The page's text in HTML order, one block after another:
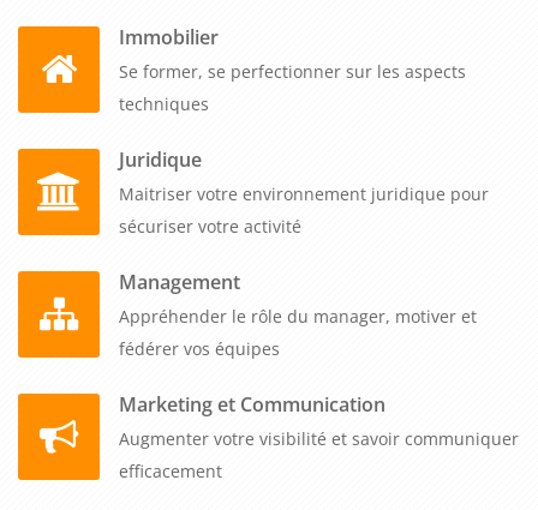
Immobilier
Se former, se perfectionner sur les aspects
techniques
Juridique
Maitriser votre environnement juridique pour
sécuriser votre activité
Management
Appréhender le rôle du manager, motiver et
fédérer vos équipes
Marketing et Communication
Augmenter votre visibilité et savoir communiquer
efficacement